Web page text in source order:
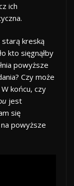
ich
starą kreską
kto sięgnąłby
powyższe
Czy może
końcu, czy
jest
się
powyższe